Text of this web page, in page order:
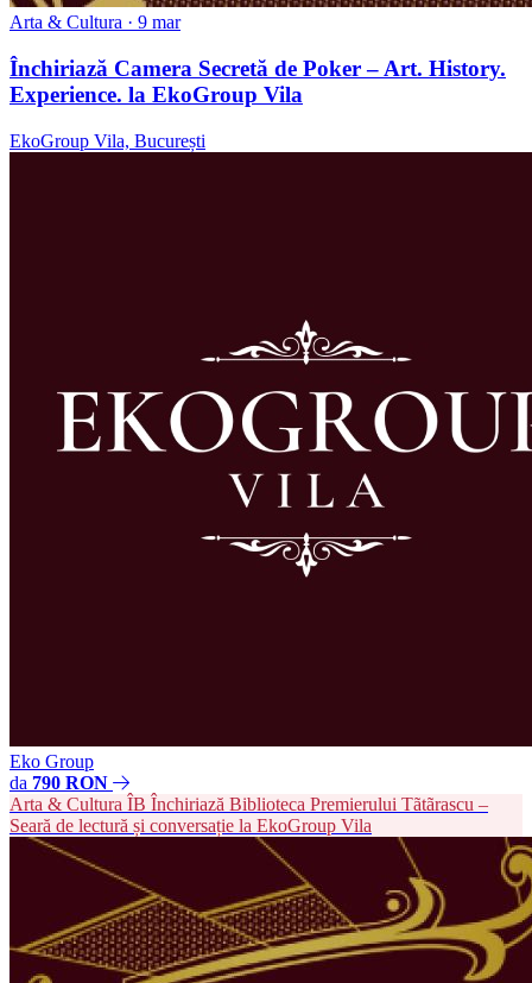
Arta & Cultura · 9 mar
Închiriază Camera Secretă de Poker – Art. History.
Experience. la EkoGroup Vila
EkoGroup Vila, București
Eko Group
da 790 RON
Arta & Cultura ÎB Închiriază Biblioteca Premierului Tãtãrascu –
Seară de lectură și conversație la EkoGroup Vila